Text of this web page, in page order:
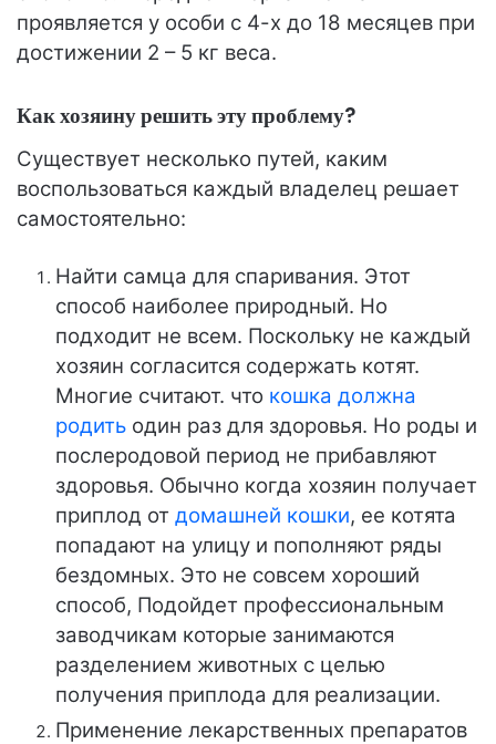
проявляется у особи с 4-х до 18 месяцев при
достижении 2 – 5 кг веса.
Как хозяину решить эту проблему?
Существует несколько путей, каким
воспользоваться каждый владелец решает
самостоятельно:
Найти самца для спаривания. Этот
способ наиболее природный. Но
подходит не всем. Поскольку не каждый
хозяин согласится содержать котят.
Многие считают. что кошка должна
родить один раз для здоровья. Но роды и
послеродовой период не прибавляют
здоровья. Обычно когда хозяин получает
приплод от домашней кошки, ее котята
попадают на улицу и пополняют ряды
бездомных. Это не совсем хороший
способ, Подойдет профессиональным
заводчикам которые занимаются
разделением животных с целью
получения приплода для реализации.
Применение лекарственных препаратов